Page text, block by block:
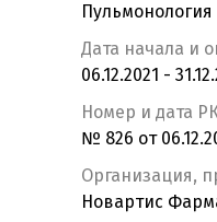
Пульмонология
Дата начала и
06.12.2021 -
Номер и дата
№ 826 от
Организация,
Новартис